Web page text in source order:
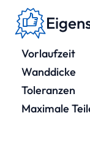
Vorlaufzeit
Wanddicke
Toleranzen
Maximale